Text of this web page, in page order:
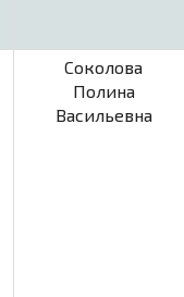
Соколова
Полина
Васильевна